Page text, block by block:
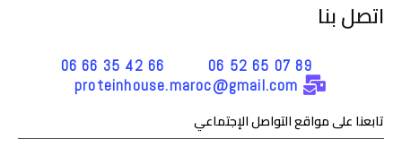
اتصل بنا
89 07 65 52 06
66 42 35 66 06
proteinhouse.maroc@gmail.com
تابعنا على مواقع التواصل الإجتماعي